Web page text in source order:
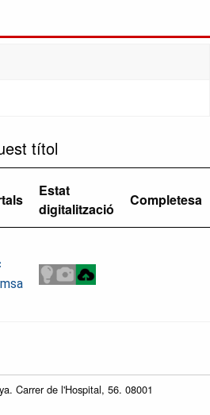
títol
Estat
digitalització
Completesa
Carrer de l'Hospital, 56. 08001